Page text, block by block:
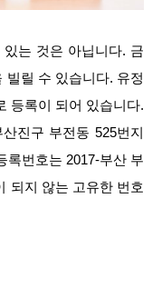
는 것은 아닙니다. 금
빌릴 수 있습니다. 유정
등록이 되어 있습니다.
진구 부전동 525번지
록번호는 2017-부산 부
되지 않는 고유한 번호